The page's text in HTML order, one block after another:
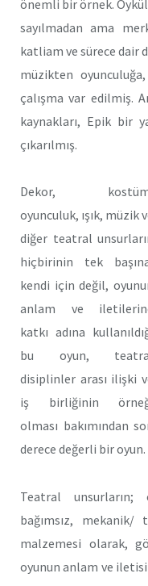
önemli bir örnek.
sayılmadan ama
katliam ve sürece dair
müzikten
çalışma var edilmiş.
kaynakları, Epik bir
çıkarılmış.
Dekor,
oyunculuk, ışık, müzik
diğer teatral
hiçbirinin tek
kendi için değil,
anlam ve
katkı adına
bu oyun,
disiplinler arası ilişki
iş birliğinin
olması bakımından
derece değerli bir oyun.
Teatral
bağımsız,
malzemesi olarak,
oyunun anlam ve